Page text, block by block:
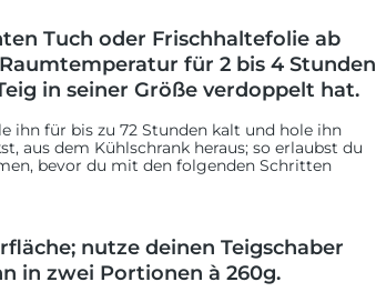
Tuch oder Frischhaltefolie ab
für 2 bis 4 Stunden
in seiner Größe verdoppelt hat.
ihn für bis zu 72 Stunden kalt und hole ihn
aus dem Kühlschrank heraus; so erlaubst du
bevor du mit den folgenden Schritten
nutze deinen Teigschaber
in zwei Portionen à 260g.